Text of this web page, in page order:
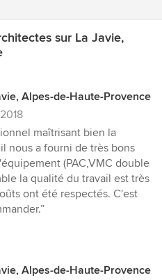
sur La Javie,
Alpes-de-Haute-Provence
maîtrisant bien la
nous a fourni de très bons
(PAC,VMC double
la qualité du travail est très
ont été respectés. C'est
Alpes-de-Haute-Provence